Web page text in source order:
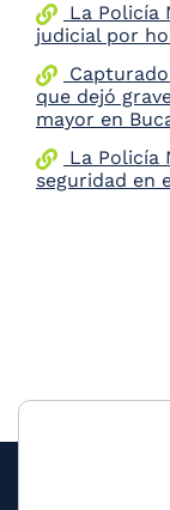
La Policía
judicial por
que dejó
mayor en
La Policía
seguridad en